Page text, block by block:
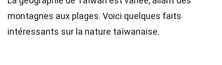
montagnes aux plages. Voici quelques faits
intéressants sur la nature taïwanaise.